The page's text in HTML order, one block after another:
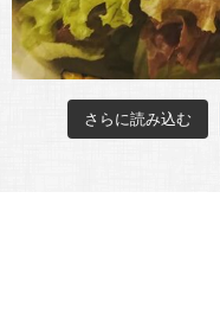
さらに読み込む